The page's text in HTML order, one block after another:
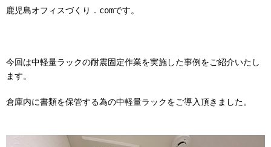
鹿児島オフィスづくり． comです。
今回は中軽量ラックの耐震固定作業を実施した事例をご紹介いたし
ます。
倉庫内に書類を保管する為の中軽量ラックをご導入頂きました。